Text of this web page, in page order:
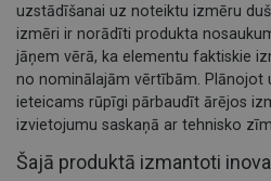
uzstādīšanai uz noteiktu izmēru
izmēri ir norādīti produkta
jāņem vērā, ka elementu faktiskie
no nominālajām vērtībām. Plānojot
ieteicams rūpīgi pārbaudīt ārējos
izvietojumu saskaņā ar tehnisko
Šajā produktā izmantoti